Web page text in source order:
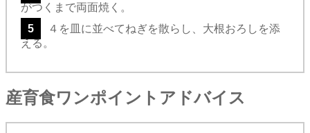
がつくまで両面焼く。
5
４を皿に並べてねぎを散らし、大根おろしを添
える。
産育食ワンポイントアドバイス